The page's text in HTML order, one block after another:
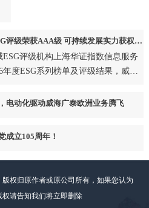
喜报！威海广泰ESG评级荣获AAA级 可持续发展实力获权威认可
评级机构上海华证指数信息服务
年度ESG系列榜单及评级结果，威海
电动化驱动威海广泰欧洲业务腾飞
成立105周年！
权归原作者或原公司所有，如果您认为
请告知我们将立即删除